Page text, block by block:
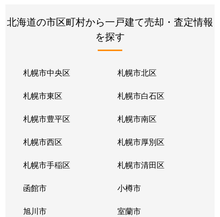
北海道の市区町村から一戸建て売却・査定情報
を探す
札幌市中央区 札幌市北区
札幌市東区 札幌市白石区
札幌市豊平区 札幌市南区
札幌市西区 札幌市厚別区
札幌市手稲区 札幌市清田区
函館市 小樽市
旭川市 室蘭市